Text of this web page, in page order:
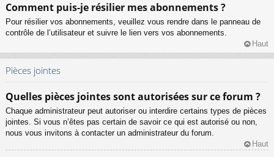
Comment puis-je résilier mes abonnements ?
Pour résilier vos abonnements, veuillez vous rendre dans le panneau de
contrôle de l’utilisateur et suivre le lien vers vos abonnements.
Haut
Pièces jointes
Quelles pièces jointes sont autorisées sur ce forum ?
Chaque administrateur peut autoriser ou interdire certains types de pièces
jointes. Si vous n’êtes pas certain de savoir ce qui est autorisé ou non,
nous vous invitons à contacter un administrateur du forum.
Haut